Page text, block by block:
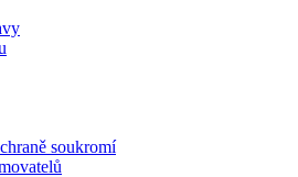
soukromí